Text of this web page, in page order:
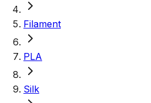
Filament
PLA
Silk